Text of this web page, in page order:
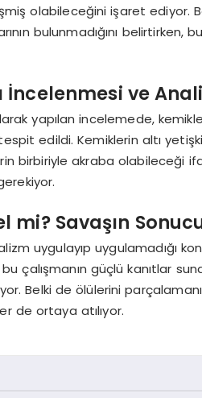
olabileceğini işaret ediyor.
bulunmadığını belirtirken,
İncelenmesi ve
yapılan incelemede,
tespit edildi. Kemiklerin altı
birbiriyle akraba olabileceği
mi? Savaşın
uygulayıp uygulamadığı
çalışmanın güçlü kanıtlar
Belki de ölülerini
de ortaya atılıyor.